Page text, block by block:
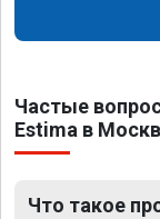
Частые
Estima в
Что такое